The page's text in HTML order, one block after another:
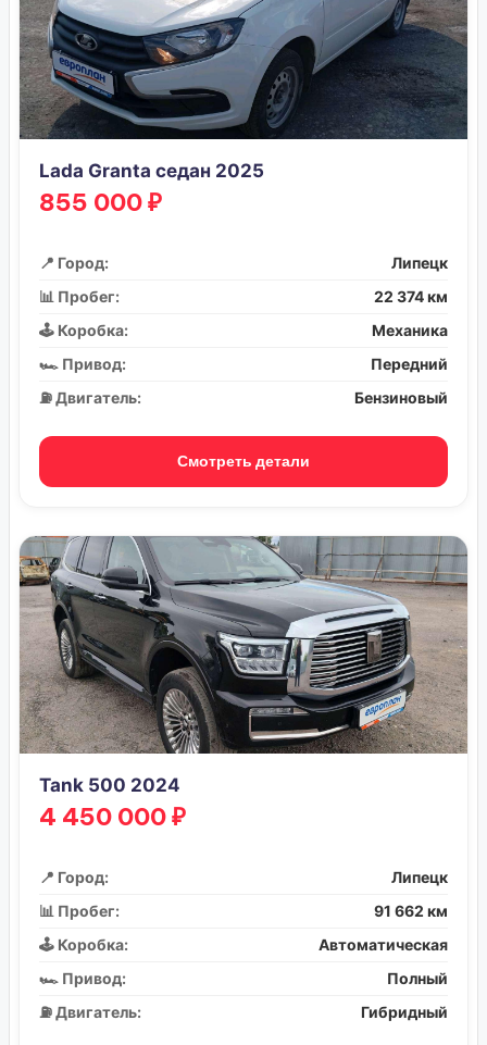
Lada Granta седан 2025
855 000 ₽
📍 Город:
Липецк
📊 Пробег:
22 374 км
🕹️ Коробка:
Механика
🏎️ Привод:
Передний
⛽ Двигатель:
Бензиновый
Смотреть детали
Tank 500 2024
4 450 000 ₽
📍 Город:
Липецк
📊 Пробег:
91 662 км
🕹️ Коробка:
Автоматическая
🏎️ Привод:
Полный
⛽ Двигатель:
Гибридный